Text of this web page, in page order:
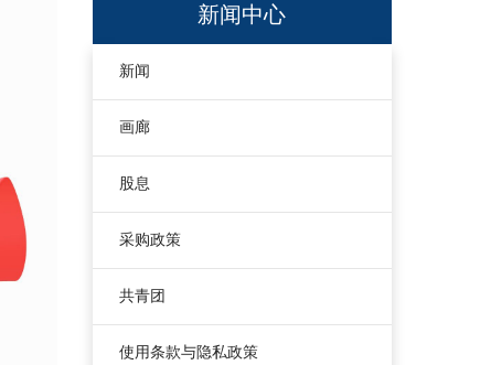
新闻中心
新闻
画廊
股息
采购政策
共青团
使用条款与隐私政策